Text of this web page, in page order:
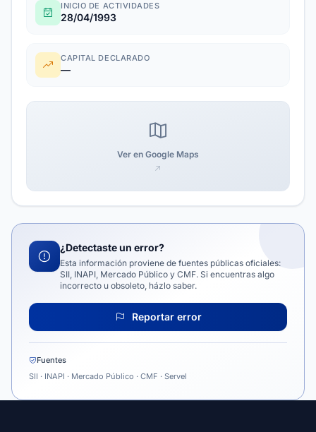
INICIO DE ACTIVIDADES
28/04/1993
CAPITAL DECLARADO
—
Ver en Google Maps
¿Detectaste un error?
Esta información proviene de fuentes públicas oficiales:
SII, INAPI, Mercado Público y CMF. Si encuentras algo
incorrecto u obsoleto, házlo saber.
Reportar error
Fuentes
SII · INAPI · Mercado Público · CMF · Servel